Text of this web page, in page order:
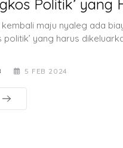
Politik’
maju nyaleg ada
politik’ yang harus
5 FEB 2024